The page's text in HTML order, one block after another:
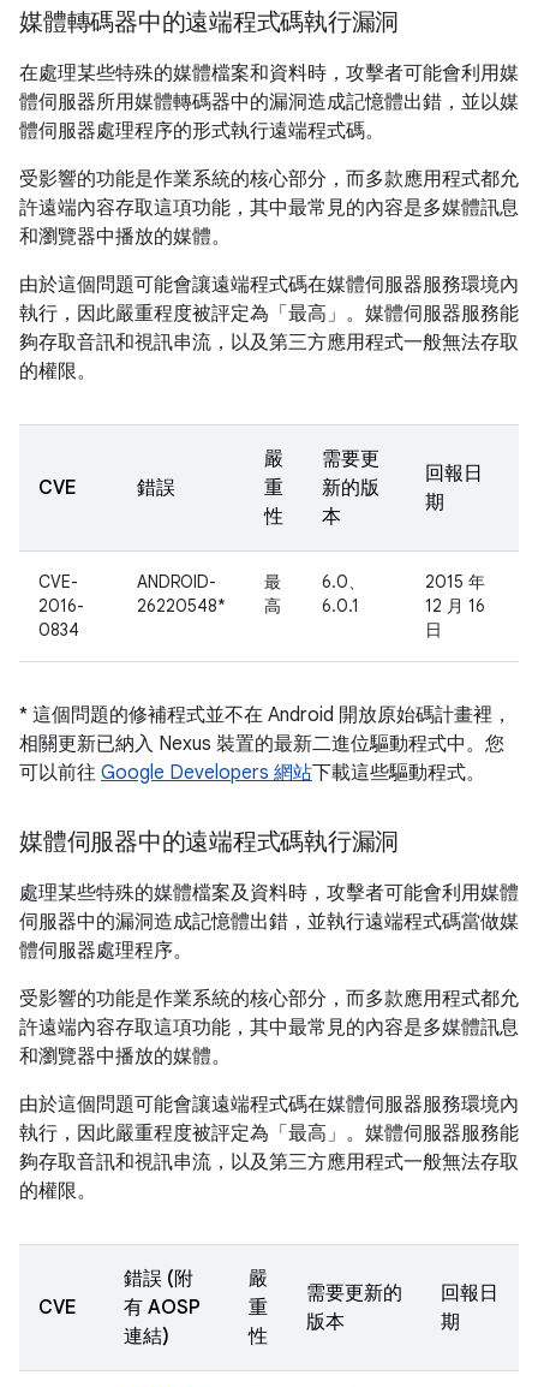
媒體轉碼器中的遠端程式碼執行漏洞
在處理某些特殊的媒體檔案和資料時，攻擊者可能會利用媒
體伺服器所用媒體轉碼器中的漏洞造成記憶體出錯，並以媒
體伺服器處理程序的形式執行遠端程式碼。
受影響的功能是作業系統的核心部分，而多款應用程式都允
許遠端內容存取這項功能，其中最常見的內容是多媒體訊息
和瀏覽器中播放的媒體。
由於這個問題可能會讓遠端程式碼在媒體伺服器服務環境內
執行，因此嚴重程度被評定為「最高」。媒體伺服器服務能
夠存取音訊和視訊串流，以及第三方應用程式一般無法存取
的權限。
CVE 錯誤
嚴
重
性
需要更
新的版
本
回報日
期
CVE-
2016-
0834
ANDROID-
26220548*
最
高
6.0、
6.0.1
2015 年
12 月 16
日
* 這個問題的修補程式並不在 Android 開放原始碼計畫裡，
相關更新已納入 Nexus 裝置的最新二進位驅動程式中。您
可以前往 Google Developers 網站下載這些驅動程式。
媒體伺服器中的遠端程式碼執行漏洞
處理某些特殊的媒體檔案及資料時，攻擊者可能會利用媒體
伺服器中的漏洞造成記憶體出錯，並執行遠端程式碼當做媒
體伺服器處理程序。
受影響的功能是作業系統的核心部分，而多款應用程式都允
許遠端內容存取這項功能，其中最常見的內容是多媒體訊息
和瀏覽器中播放的媒體。
由於這個問題可能會讓遠端程式碼在媒體伺服器服務環境內
執行，因此嚴重程度被評定為「最高」。媒體伺服器服務能
夠存取音訊和視訊串流，以及第三方應用程式一般無法存取
的權限。
CVE
錯誤 (附
有 AOSP
連結)
嚴
重
性
需要更新的
版本
回報日
期